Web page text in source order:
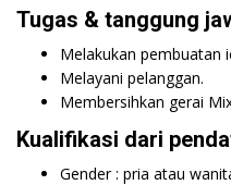
Tugas & tanggung
Melakukan pembuatan
Melayani pelanggan.
Membersihkan gerai
Kualifikasi dari
Gender : pria atau